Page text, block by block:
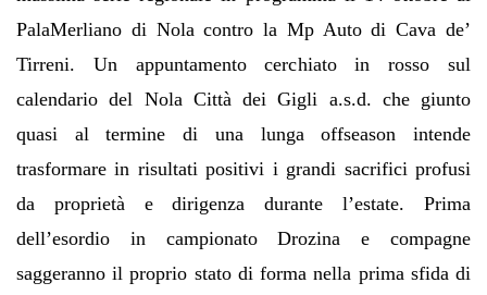
PalaMerliano di Nola contro la Mp Auto di Cava de’
Tirreni. Un appuntamento cerchiato in rosso sul
calendario del Nola Città dei Gigli a.s.d. che giunto
quasi al termine di una lunga offseason intende
trasformare in risultati positivi i grandi sacrifici profusi
da proprietà e dirigenza durante l’estate. Prima
dell’esordio in campionato Drozina e compagne
saggeranno il proprio stato di forma nella prima sfida di